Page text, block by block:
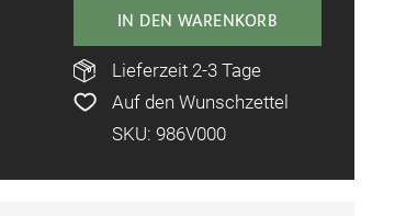
IN DEN WARENKORB
Lieferzeit 2-3 Tage
Auf den Wunschzettel
SKU: 986V000